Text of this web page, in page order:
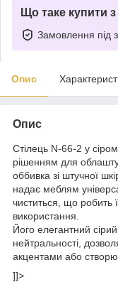
Що таке купити
Замовлення під
Опис
Опис
Стілець N-66-2 у
рішенням для
оббивка зі штучної
надає меблям
чиститься, що робить
використання.
Його елегантний сірий
нейтральності,
акцентами або
]]>